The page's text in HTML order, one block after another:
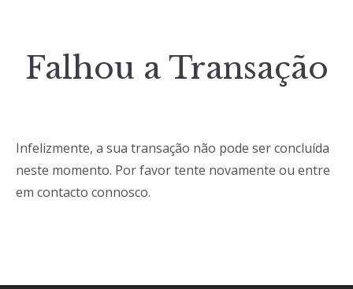
Falhou a Transação
Infelizmente, a sua transação não pode ser concluída
neste momento. Por favor tente novamente ou entre
em contacto connosco.